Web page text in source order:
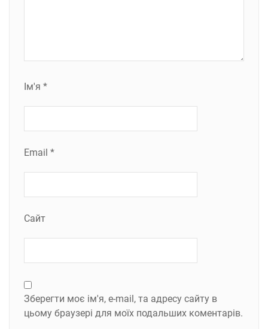
Ім'я *
Email *
Сайт
Зберегти моє ім'я, e-mail, та адресу сайту в
цьому браузері для моїх подальших коментарів.